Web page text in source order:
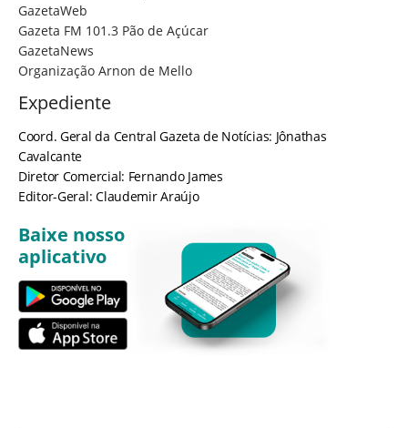
GazetaWeb
Gazeta FM 101.3 Pão de Açúcar
GazetaNews
Organização Arnon de Mello
Expediente
Coord. Geral da Central Gazeta de Notícias: Jônathas
Cavalcante
Diretor Comercial: Fernando James
Editor-Geral: Claudemir Araújo
Baixe nosso
aplicativo